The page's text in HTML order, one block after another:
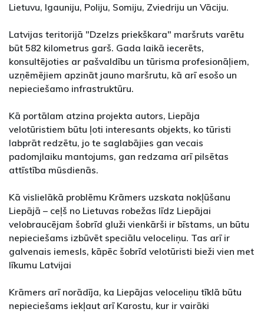
Lietuvu, Igauniju, Poliju, Somiju, Zviedriju un Vāciju.
Latvijas teritorijā "Dzelzs priekškara" maršruts varētu
būt 582 kilometrus garš. Gada laikā iecerēts,
konsultējoties ar pašvaldību un tūrisma profesionāļiem,
uzņēmējiem apzināt jauno maršrutu, kā arī esošo un
nepieciešamo infrastruktūru.
Kā portālam atzina projekta autors, Liepāja
velotūristiem būtu ļoti interesants objekts, ko tūristi
labprāt redzētu, jo te saglabājies gan vecais
padomjlaiku mantojums, gan redzama arī pilsētas
attīstība mūsdienās.
Kā vislielākā problēmu Krāmers uzskata nokļūšanu
Liepājā – ceļš no Lietuvas robežas līdz Liepājai
velobraucējam šobrīd gluži vienkārši ir bīstams, un būtu
nepieciešams izbūvēt speciālu veloceliņu. Tas arī ir
galvenais iemesls, kāpēc šobrīd velotūristi bieži vien met
līkumu Latvijai
Krāmers arī norādīja, ka Liepājas veloceliņu tīklā būtu
nepieciešams iekļaut arī Karostu, kur ir vairāki